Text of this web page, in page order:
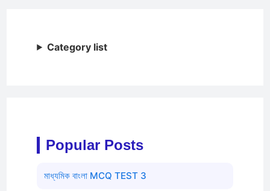
Category list
Popular Posts
মাধ্যমিক বাংলা MCQ TEST 3